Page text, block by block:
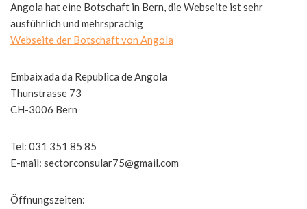
Angola hat eine Botschaft in Bern, die Webseite ist sehr
ausführlich und mehrsprachig
Webseite der Botschaft von Angola
Embaixada da Republica de Angola
Thunstrasse 73
CH-3006 Bern
Tel: 031 351 85 85
E-mail: sectorconsular75@gmail.com
Öffnungszeiten: